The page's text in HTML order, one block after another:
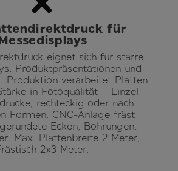
für
eignet sich für starre
Produktpräsentationen und
Produktion verarbeitet Platten
in Fotoqualität – Einzel-
rechteckig oder nach
Formen. CNC-Anlage fräst
Ecken, Bohrungen,
Max. Plattenbreite 2 Meter,
2×3 Meter.